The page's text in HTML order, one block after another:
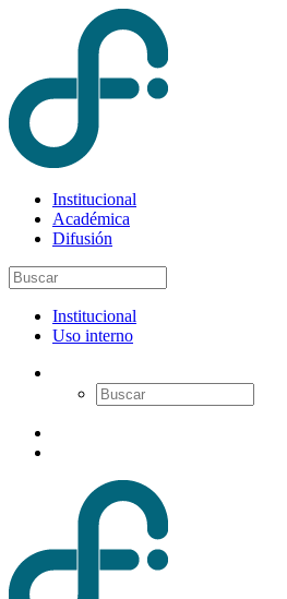
Institucional
Académica
Difusión
Institucional
Uso interno